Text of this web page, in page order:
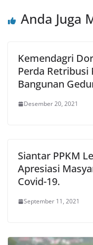
Anda Juga
Kemendagri
Perda
Bangunan
Desember 20, 2021
Siantar PPKM
Apresiasi
Covid-19.
September 11, 2021